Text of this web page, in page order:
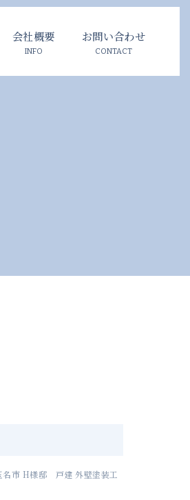
会社概要 お問い合わせ
名市 H様邸 戸建 外壁塗装工